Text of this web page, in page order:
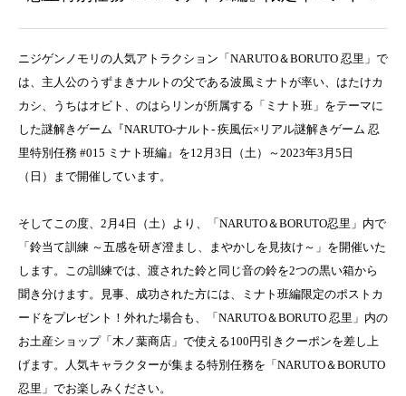
ニジゲンノモリの人気アトラクション「NARUTO＆BORUTO 忍里」で
は、主人公のうずまきナルトの父である波風ミナトが率い、はたけカ
カシ、うちはオビト、のはらリンが所属する「ミナト班」をテーマに
した謎解きゲーム『NARUTO-ナルト- 疾風伝×リアル謎解きゲーム 忍
里特別任務 #015 ミナト班編』を12月3日（土）～2023年3月5日
（日）まで開催しています。
そしてこの度、2月4日（土）より、「NARUTO＆BORUTO忍里」内で
「鈴当て訓練 ～五感を研ぎ澄まし、まやかしを見抜け～」を開催いた
します。この訓練では、渡された鈴と同じ音の鈴を2つの黒い箱から
聞き分けます。見事、成功された方には、ミナト班編限定のポストカ
ードをプレゼント！外れた場合も、「NARUTO＆BORUTO 忍里」内の
お土産ショップ「木ノ葉商店」で使える100円引きクーポンを差し上
げます。人気キャラクターが集まる特別任務を「NARUTO＆BORUTO
忍里」でお楽しみください。